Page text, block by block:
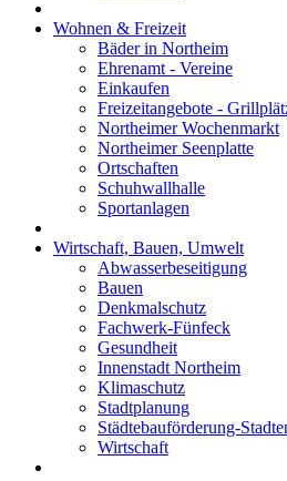
Wohnen & Freizeit
Bäder in Northeim
Ehrenamt - Vereine
Einkaufen
Freizeitangebote -
Northeimer Wochenmarkt
Northeimer Seenplatte
Ortschaften
Schuhwallhalle
Sportanlagen
Wirtschaft, Bauen, Umwelt
Abwasserbeseitigung
Bauen
Denkmalschutz
Fachwerk-Fünfeck
Gesundheit
Innenstadt Northeim
Klimaschutz
Stadtplanung
Städtebauförderung-
Wirtschaft